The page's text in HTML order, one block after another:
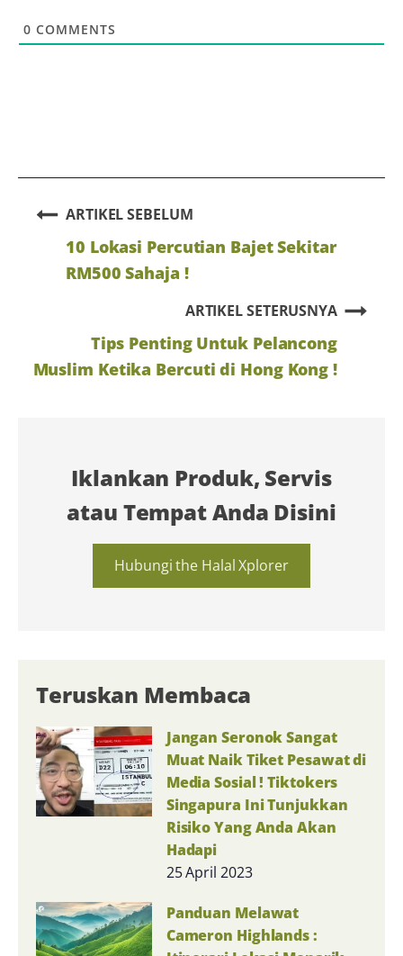
Teruskan Membaca
Jangan Seronok Sangat
Muat Naik Tiket Pesawat di
Media Sosial ! Tiktokers
Singapura Ini Tunjukkan
Risiko Yang Anda Akan
Hadapi
25 April 2023
Panduan Melawat
Cameron Highlands :
Iklankan Produk, Servis
atau Tempat Anda Disini
Hubungi the Halal Xplorer
0 COMMENTS
ARTIKEL SEBELUM
10 Lokasi Percutian Bajet Sekitar
RM500 Sahaja !
ARTIKEL SETERUSNYA
Tips Penting Untuk Pelancong
Muslim Ketika Bercuti di Hong Kong !